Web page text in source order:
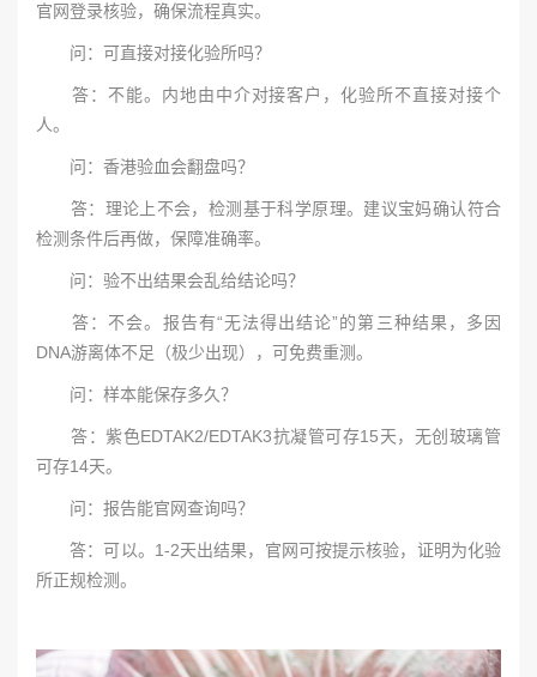
官网登录核验，确保流程真实。
问：可直接对接化验所吗？
答：不能。内地由中介对接客户，化验所不直接对接个
人。
问：香港验血会翻盘吗？
答：理论上不会，检测基于科学原理。建议宝妈确认符合
检测条件后再做，保障准确率。
问：验不出结果会乱给结论吗？
答：不会。报告有“无法得出结论”的第三种结果，多因
DNA游离体不足（极少出现），可免费重测。
问：样本能保存多久？
答：紫色EDTAK2/EDTAK3抗凝管可存15天，无创玻璃管
可存14天。
问：报告能官网查询吗？
答：可以。1-2天出结果，官网可按提示核验，证明为化验
所正规检测。